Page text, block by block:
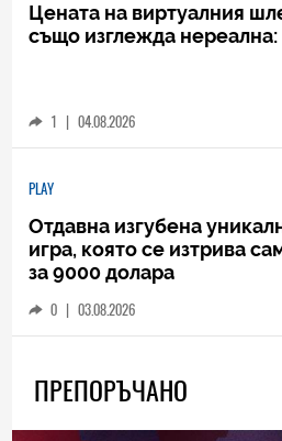
Цената на виртуалния
също изглежда нереална:
1 04.08.2026
PLAY
Отдавна изгубена
игра, която се изтрива
за 9000 долара
0 | 03.08.2026
ПРЕПОРЪЧАНО